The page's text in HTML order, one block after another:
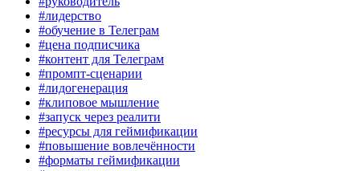
#лидерство
#обучение в Телеграм
#цена подписчика
#контент для Телеграм
#промпт-сценарии
#лидогенерация
#клиповое мышление
#запуск через реалити
#ресурсы для геймификации
#повышение вовлечённости
#форматы геймификации